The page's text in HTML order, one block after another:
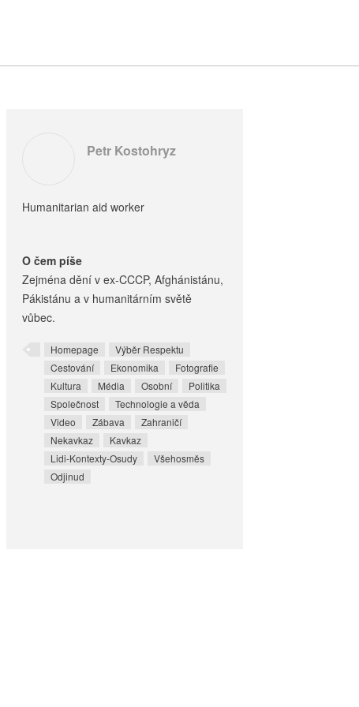
Petr Kostohryz
Humanitarian aid worker
O čem píše
Zejména dění v ex-CCCP, Afghánistánu,
Pákistánu a v humanitárním světě
vůbec.
Homepage
Výběr Respektu
Cestování
Ekonomika
Fotografie
Kultura
Média Osobní
Politika
Společnost
Technologie a věda
Video
Zábava
Zahraničí
Nekavkaz
Kavkaz
Lidi-Kontexty-Osudy
Všehosměs
Odjinud